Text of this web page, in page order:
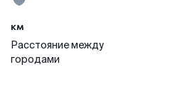
км
Расстояние между
городами